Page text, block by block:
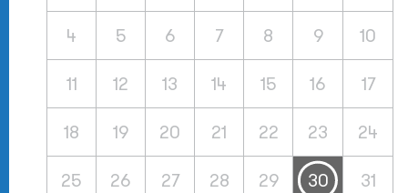
4 5 6 7 8 9 10
11 12 13 14 15 16 17
18 19 20 21 22 23 24
25 26 27 28 29 30 31